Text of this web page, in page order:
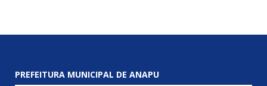
PREFEITURA MUNICIPAL DE ANAPU